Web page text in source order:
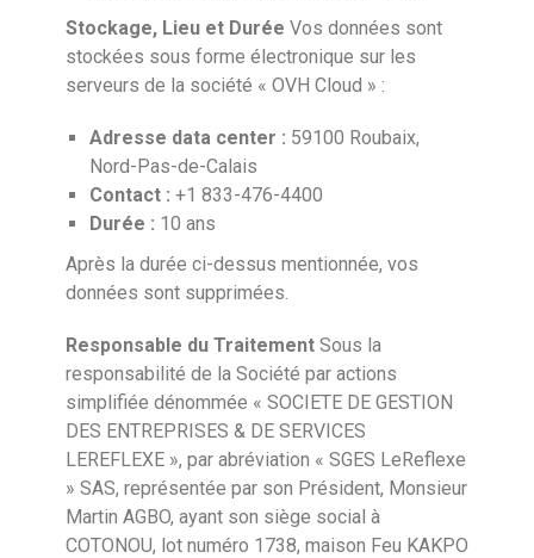
Stockage, Lieu et Durée Vos données sont
stockées sous forme électronique sur les
serveurs de la société « OVH Cloud » :
Adresse data center : 59100 Roubaix,
Nord-Pas-de-Calais
Contact : +1 833-476-4400
Durée : 10 ans
Après la durée ci-dessus mentionnée, vos
données sont supprimées.
Responsable du Traitement Sous la
responsabilité de la Société par actions
simplifiée dénommée « SOCIETE DE GESTION
DES ENTREPRISES & DE SERVICES
LEREFLEXE », par abréviation « SGES LeReflexe
» SAS, représentée par son Président, Monsieur
Martin AGBO, ayant son siège social à
COTONOU, lot numéro 1738, maison Feu KAKPO